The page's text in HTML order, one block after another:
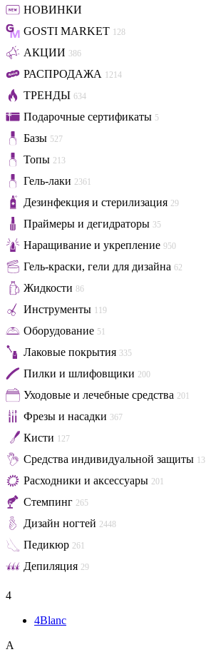
НОВИНКИ
GOSTI MARKET 128
АКЦИИ 386
РАСПРОДАЖА 1214
ТРЕНДЫ 634
Подарочные сертификаты 5
Базы 527
Топы 213
Гель-лаки 2361
Дезинфекция и стерилизация 29
Праймеры и дегидраторы 35
Наращивание и укрепление 950
Гель-краски, гели для дизайна 62
Жидкости 86
Инструменты 119
Оборудование 51
Лаковые покрытия 335
Пилки и шлифовщики 200
Уходовые и лечебные средства 201
Фрезы и насадки 367
Кисти 127
Средства индивидуальной защиты 13
Расходники и аксессуары 201
Стемпинг 265
Дизайн ногтей 2448
Педикюр 261
Депиляция 29
4
4Blanc
A